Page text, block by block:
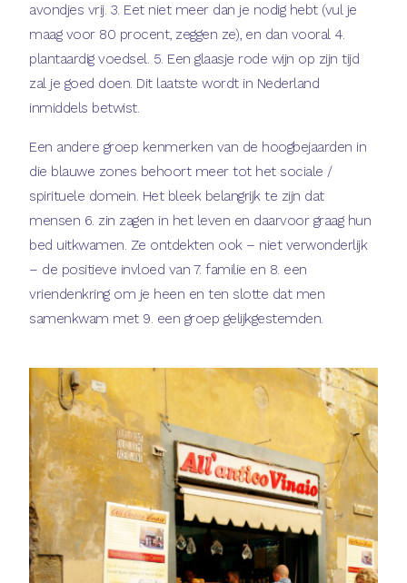
avondjes vrij. 3. Eet niet meer dan je nodig hebt (vul je
maag voor 80 procent, zeggen ze), en dan vooral 4.
plantaardig voedsel. 5. Een glaasje rode wijn op zijn tijd
zal je goed doen. Dit laatste wordt in Nederland
inmiddels betwist.
Een andere groep kenmerken van de hoogbejaarden in
die blauwe zones behoort meer tot het sociale /
spirituele domein. Het bleek belangrijk te zijn dat
mensen 6. zin zagen in het leven en daarvoor graag hun
bed uitkwamen. Ze ontdekten ook – niet verwonderlijk
– de positieve invloed van 7. familie en 8. een
vriendenkring om je heen en ten slotte dat men
samenkwam met 9. een groep gelijkgestemden.